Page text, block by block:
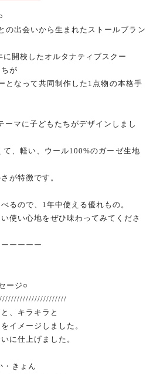
の出会いから生まれたストールブラン
開校したオルタナティブスクー
が
となって共同制作した1点物の本格手
ーマに子どもたちがデザインしまし
、軽い、ウール100%のガーゼ生地
が特徴です。
るので、1年中使える優れもの。
使い心地をぜひ味わってみてくださ
ーーーー
ージ○
、キラキラと
イメージしました。
に仕上げました。
・きょん